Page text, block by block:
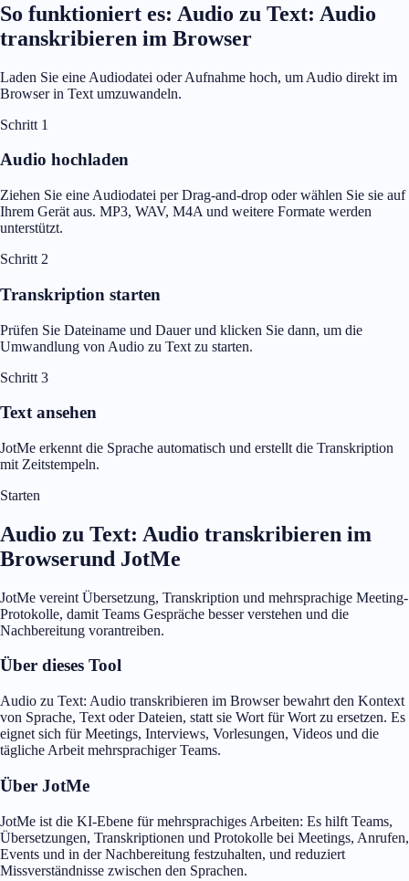
So funktioniert es: Audio zu Text: Audio
transkribieren im Browser
Laden Sie eine Audiodatei oder Aufnahme hoch, um Audio direkt im
Browser in Text umzuwandeln.
Schritt 1
Audio hochladen
Ziehen Sie eine Audiodatei per Drag-and-drop oder wählen Sie sie auf
Ihrem Gerät aus. MP3, WAV, M4A und weitere Formate werden
unterstützt.
Schritt 2
Transkription starten
Prüfen Sie Dateiname und Dauer und klicken Sie dann, um die
Umwandlung von Audio zu Text zu starten.
Schritt 3
Text ansehen
JotMe erkennt die Sprache automatisch und erstellt die Transkription
mit Zeitstempeln.
Starten
Audio zu Text: Audio transkribieren im
Browserund JotMe
JotMe vereint Übersetzung, Transkription und mehrsprachige Meeting-
Protokolle, damit Teams Gespräche besser verstehen und die
Nachbereitung vorantreiben.
Über dieses Tool
Audio zu Text: Audio transkribieren im Browser bewahrt den Kontext
von Sprache, Text oder Dateien, statt sie Wort für Wort zu ersetzen. Es
eignet sich für Meetings, Interviews, Vorlesungen, Videos und die
tägliche Arbeit mehrsprachiger Teams.
Über JotMe
JotMe ist die KI-Ebene für mehrsprachiges Arbeiten: Es hilft Teams,
Übersetzungen, Transkriptionen und Protokolle bei Meetings, Anrufen,
Events und in der Nachbereitung festzuhalten, und reduziert
Missverständnisse zwischen den Sprachen.